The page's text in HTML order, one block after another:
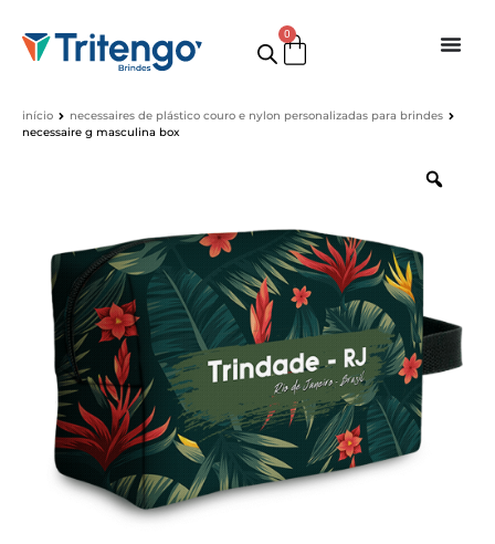
0
início
necessaires de plástico couro e nylon personalizadas para brindes
necessaire g masculina box